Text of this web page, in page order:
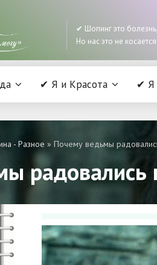
✔ Шопинг это болезнь,
Но нас это не косается
✔ Я и Красота ✔ Я
- Разное » Почему ведьмы
радовались